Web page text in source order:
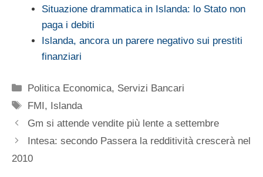
Situazione drammatica in Islanda: lo Stato non
paga i debiti
Islanda, ancora un parere negativo sui prestiti
finanziari
Categorie
Politica Economica, Servizi Bancari
Tag
FMI, Islanda
Gm si attende vendite più lente a settembre
Intesa: secondo Passera la redditività crescerà nel
2010